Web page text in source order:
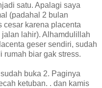
satu. Apalagi saya
(padahal 2 bulan
cesar karena placenta
lahir). Alhamdulillah
geser sendiri, sudah
rumah biar gak stress.
buka 2. Paginya
ketuban. . dan kamis